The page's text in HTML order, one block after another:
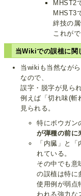
MHST2
MHST3
絆技の
これが
当Wikiでの誤植に関
当wikiも当然なが
なので、
誤字・脱字が見ら
例えば「切れ味(斬
見られる。
特にボウガン
が弾種の前に
「内臓」と
れている。
その中でも意
の誤植は特に
使用例が弱点
われる強力な